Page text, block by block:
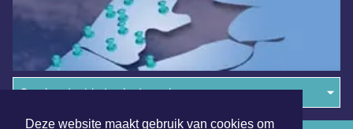
Deze website maakt gebruik van cookies om
Overige dagbladen in de regio